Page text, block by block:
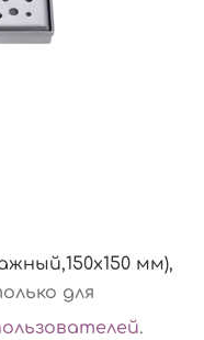
мм),
для
.